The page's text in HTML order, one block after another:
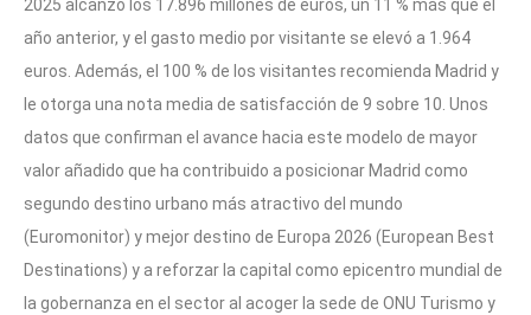
2025 alcanzó los 17.896 millones de euros, un 11 % más que el
año anterior, y el gasto medio por visitante se elevó a 1.964
euros. Además, el 100 % de los visitantes recomienda Madrid y
le otorga una nota media de satisfacción de 9 sobre 10. Unos
datos que confirman el avance hacia este modelo de mayor
valor añadido que ha contribuido a posicionar Madrid como
segundo destino urbano más atractivo del mundo
(Euromonitor) y mejor destino de Europa 2026 (European Best
Destinations) y a reforzar la capital como epicentro mundial de
la gobernanza en el sector al acoger la sede de ONU Turismo y